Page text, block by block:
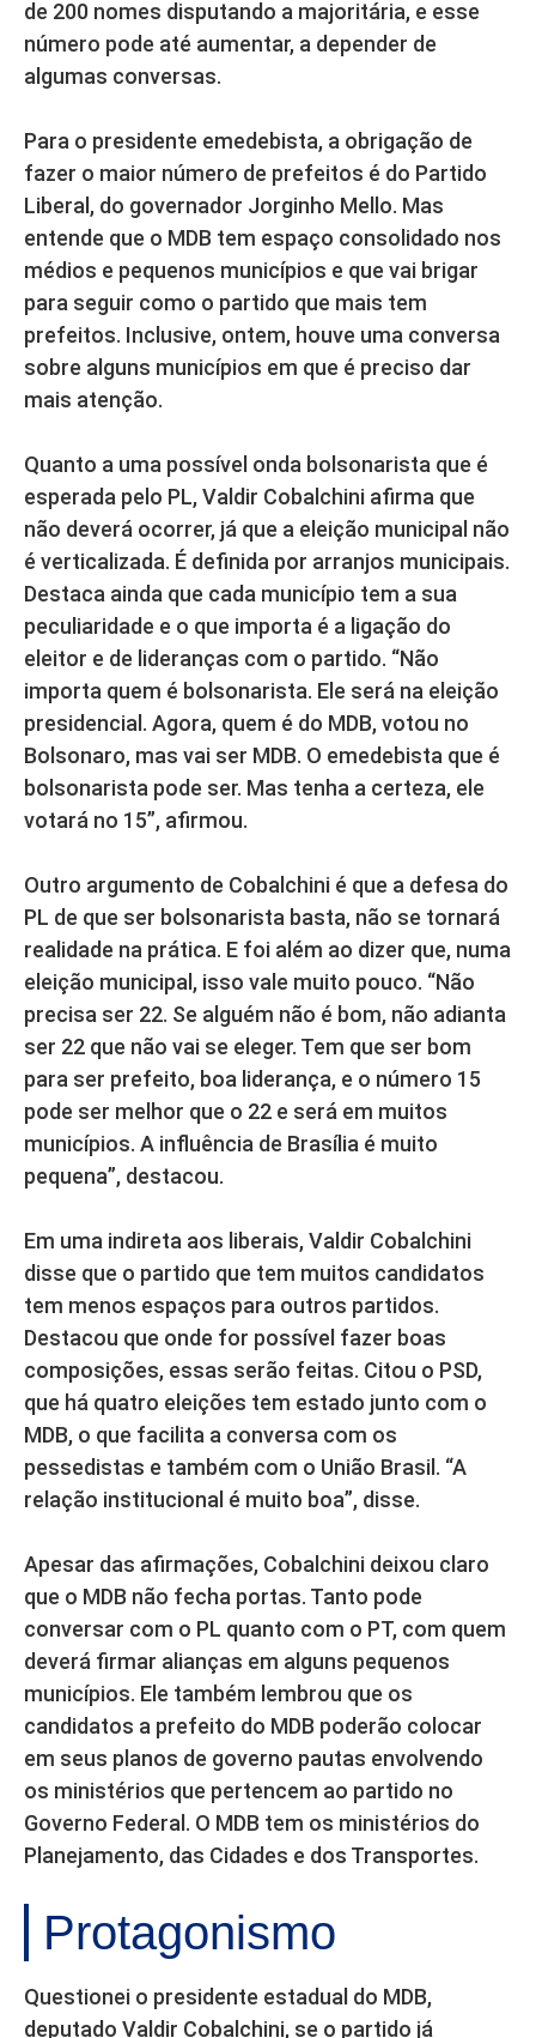
de 200 nomes disputando a majoritária, e esse
número pode até aumentar, a depender de
algumas conversas.
Para o presidente emedebista, a obrigação de
fazer o maior número de prefeitos é do Partido
Liberal, do governador Jorginho Mello. Mas
entende que o MDB tem espaço consolidado nos
médios e pequenos municípios e que vai brigar
para seguir como o partido que mais tem
prefeitos. Inclusive, ontem, houve uma conversa
sobre alguns municípios em que é preciso dar
mais atenção.
Quanto a uma possível onda bolsonarista que é
esperada pelo PL, Valdir Cobalchini afirma que
não deverá ocorrer, já que a eleição municipal não
é verticalizada. É definida por arranjos municipais.
Destaca ainda que cada município tem a sua
peculiaridade e o que importa é a ligação do
eleitor e de lideranças com o partido. “Não
importa quem é bolsonarista. Ele será na eleição
presidencial. Agora, quem é do MDB, votou no
Bolsonaro, mas vai ser MDB. O emedebista que é
bolsonarista pode ser. Mas tenha a certeza, ele
votará no 15”, afirmou.
Outro argumento de Cobalchini é que a defesa do
PL de que ser bolsonarista basta, não se tornará
realidade na prática. E foi além ao dizer que, numa
eleição municipal, isso vale muito pouco. “Não
precisa ser 22. Se alguém não é bom, não adianta
ser 22 que não vai se eleger. Tem que ser bom
para ser prefeito, boa liderança, e o número 15
pode ser melhor que o 22 e será em muitos
municípios. A influência de Brasília é muito
pequena”, destacou.
Em uma indireta aos liberais, Valdir Cobalchini
disse que o partido que tem muitos candidatos
tem menos espaços para outros partidos.
Destacou que onde for possível fazer boas
composições, essas serão feitas. Citou o PSD,
que há quatro eleições tem estado junto com o
MDB, o que facilita a conversa com os
pessedistas e também com o União Brasil. “A
relação institucional é muito boa”, disse.
Apesar das afirmações, Cobalchini deixou claro
que o MDB não fecha portas. Tanto pode
conversar com o PL quanto com o PT, com quem
deverá firmar alianças em alguns pequenos
municípios. Ele também lembrou que os
candidatos a prefeito do MDB poderão colocar
em seus planos de governo pautas envolvendo
os ministérios que pertencem ao partido no
Governo Federal. O MDB tem os ministérios do
Planejamento, das Cidades e dos Transportes.
Protagonismo
Questionei o presidente estadual do MDB,
deputado Valdir Cobalchini, se o partido já